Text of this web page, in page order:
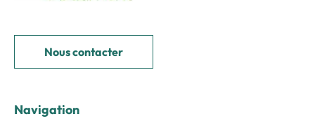
Nous contacter
Navigation